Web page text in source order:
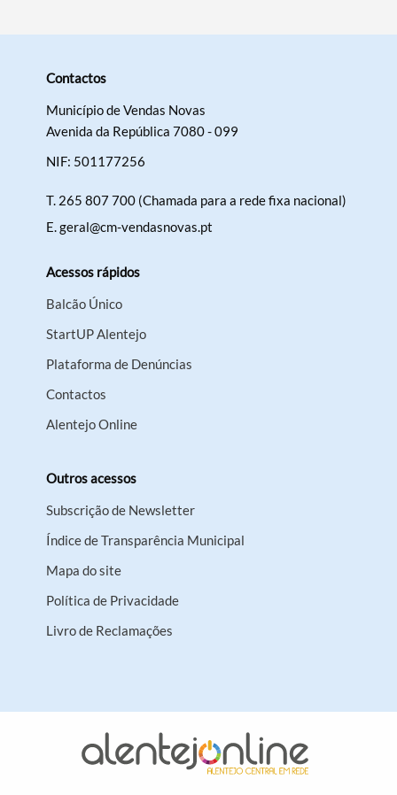
Contactos
Município de Vendas Novas
Avenida da República 7080 - 099
NIF: 501177256
T. 265 807 700 (Chamada para a rede fixa nacional)
E.geral@cm-vendasnovas.pt
Acessos rápidos
Balcão Único
StartUP Alentejo
Plataforma de Denúncias
Contactos
Alentejo Online
Outros acessos
Subscrição de Newsletter
Índice de Transparência Municipal
Mapa do site
Política de Privacidade
Livro de Reclamações